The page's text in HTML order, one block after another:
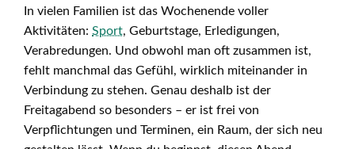
In vielen Familien ist das Wochenende voller
Aktivitäten: Sport, Geburtstage, Erledigungen,
Verabredungen. Und obwohl man oft zusammen ist,
fehlt manchmal das Gefühl, wirklich miteinander in
Verbindung zu stehen. Genau deshalb ist der
Freitagabend so besonders – er ist frei von
Verpflichtungen und Terminen, ein Raum, der sich neu